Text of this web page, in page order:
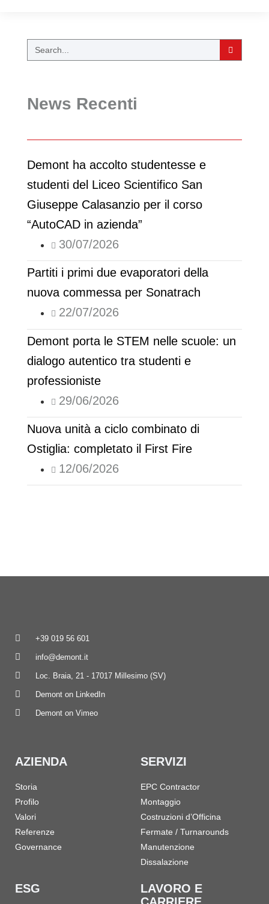
News Recenti
Demont ha accolto studentesse e
studenti del Liceo Scientifico San
Giuseppe Calasanzio per il corso
“AutoCAD in azienda”
30/07/2026
Partiti i primi due evaporatori della
nuova commessa per Sonatrach
22/07/2026
Demont porta le STEM nelle scuole: un
dialogo autentico tra studenti e
professioniste
29/06/2026
Nuova unità a ciclo combinato di
Ostiglia: completato il First Fire
12/06/2026
+39 019 56 601
info@demont.it
Loc. Braia, 21 - 17017 Millesimo (SV)
Demont on LinkedIn
Demont on Vimeo
AZIENDA
Storia
Profilo
Valori
Referenze
Governance
SERVIZI
EPC Contractor
Montaggio
Costruzioni d’Officina
Fermate / Turnarounds
Manutenzione
Dissalazione
ESG
LAVORO E